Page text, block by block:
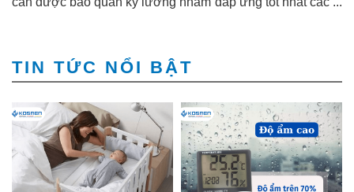
TIN TỨC NỔI BẬT